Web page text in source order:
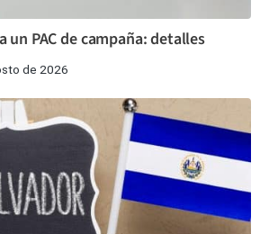
un PAC de campaña: detalles
de 2026